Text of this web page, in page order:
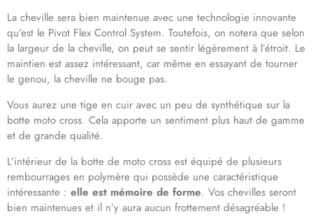
La cheville sera bien maintenue avec une technologie innovante
qu’est le Pivot Flex Control System. Toutefois, on notera que selon
la largeur de la cheville, on peut se sentir légèrement à l’étroit. Le
maintien est assez intéressant, car même en essayant de tourner
le genou, la cheville ne bouge pas.
Vous aurez une tige en cuir avec un peu de synthétique sur la
botte moto cross. Cela apporte un sentiment plus haut de gamme
et de grande qualité.
L’intérieur de la botte de moto cross est équipé de plusieurs
rembourrages en polymère qui possède une caractéristique
intéressante : elle est mémoire de forme. Vos chevilles seront
bien maintenues et il n’y aura aucun frottement désagréable !